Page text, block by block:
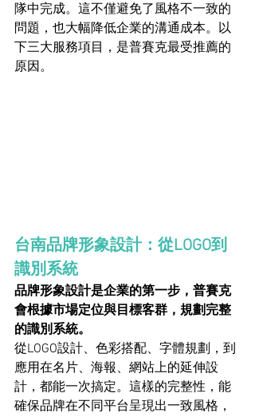
隊中完成。這不僅避免了風格不一致的
問題，也大幅降低企業的溝通成本。以
下三大服務項目，是普賽克最受推薦的
原因。
台南品牌形象設計：從LOGO到
識別系統
品牌形象設計是企業的第一步，普賽克
會根據市場定位與目標客群，規劃完整
的識別系統。
從LOGO設計、色彩搭配、字體規劃，到
應用在名片、海報、網站上的延伸設
計，都能一次搞定。這樣的完整性，能
確保品牌在不同平台呈現出一致風格，